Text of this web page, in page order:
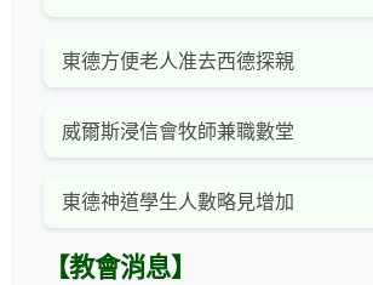
東德方便老人准去西德探親
威爾斯浸信會牧師兼職數堂
東德神道學生人數略見增加
【教會消息】